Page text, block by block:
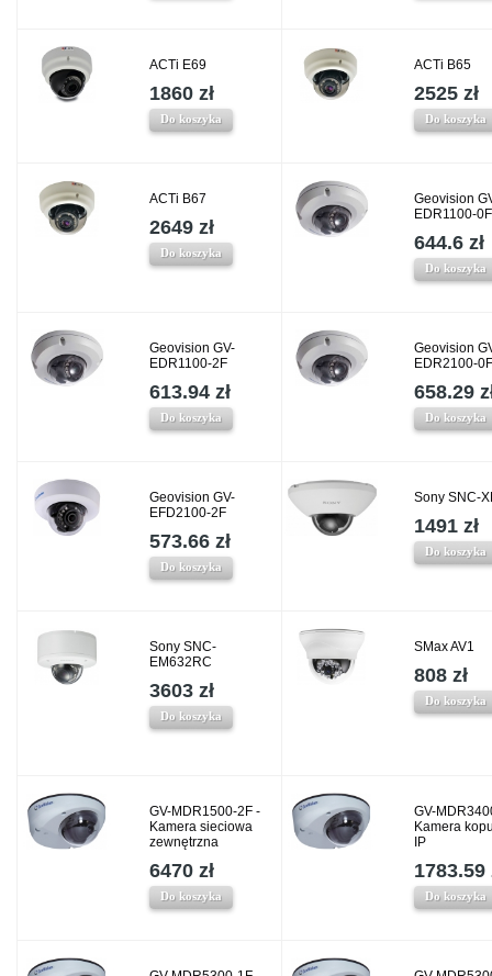
ACTi E69
1860 zł
Do koszyka
ACTi B65
2525 zł
Do koszyka
ACTi B67
2649 zł
Do koszyka
Geovision
EDR1100-0F
644.6 zł
Do koszyka
Geovision GV-
EDR1100-2F
613.94 zł
Do koszyka
Geovision
EDR2100-0F
658.29
Do koszyka
Geovision GV-
EFD2100-2F
573.66 zł
Do koszyka
Sony SNC-
1491 zł
Do koszyka
Sony SNC-
EM632RC
3603 zł
Do koszyka
SMax AV1
808 zł
Do koszyka
GV-MDR1500-2F -
Kamera sieciowa
zewnętrzna
6470 zł
Do koszyka
GV-
Kamera
IP
1783.59
Do koszyka